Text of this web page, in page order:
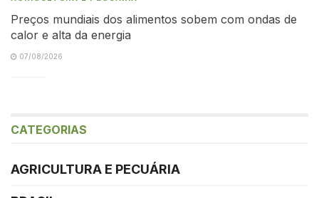
Preços mundiais dos alimentos sobem com ondas de
calor e alta da energia
07/08/2026
CATEGORIAS
AGRICULTURA E PECUÁRIA